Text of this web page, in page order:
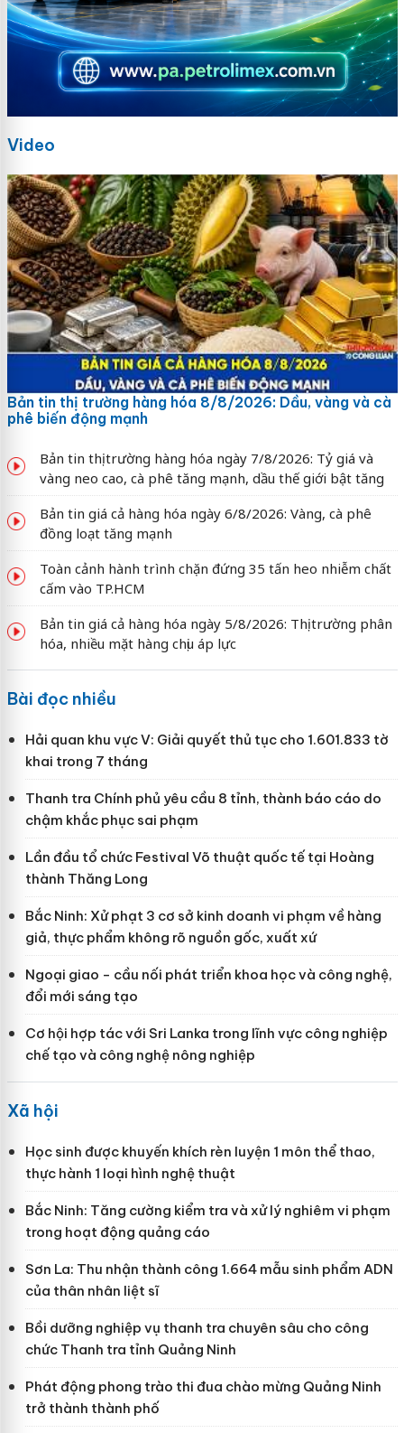
Video
Bản tin thị trường hàng hóa 8/8/2026: Dầu, vàng và cà
phê biến động mạnh
Bản tin thị trường hàng hóa ngày 7/8/2026: Tỷ giá và
vàng neo cao, cà phê tăng mạnh, dầu thế giới bật tăng
Bản tin giá cả hàng hóa ngày 6/8/2026: Vàng, cà phê
đồng loạt tăng mạnh
Toàn cảnh hành trình chặn đứng 35 tấn heo nhiễm chất
cấm vào TP.HCM
Bản tin giá cả hàng hóa ngày 5/8/2026: Thị trường phân
hóa, nhiều mặt hàng chịu áp lực
Bài đọc nhiều
Hải quan khu vực V: Giải quyết thủ tục cho 1.601.833 tờ
khai trong 7 tháng
Thanh tra Chính phủ yêu cầu 8 tỉnh, thành báo cáo do
chậm khắc phục sai phạm
Lần đầu tổ chức Festival Võ thuật quốc tế tại Hoàng
thành Thăng Long
Bắc Ninh: Xử phạt 3 cơ sở kinh doanh vi phạm về hàng
giả, thực phẩm không rõ nguồn gốc, xuất xứ
Ngoại giao - cầu nối phát triển khoa học và công nghệ,
đổi mới sáng tạo
Cơ hội hợp tác với Sri Lanka trong lĩnh vực công nghiệp
chế tạo và công nghệ nông nghiệp
Xã hội
Học sinh được khuyến khích rèn luyện 1 môn thể thao,
thực hành 1 loại hình nghệ thuật
Bắc Ninh: Tăng cường kiểm tra và xử lý nghiêm vi phạm
trong hoạt động quảng cáo
Sơn La: Thu nhận thành công 1.664 mẫu sinh phẩm ADN
của thân nhân liệt sĩ
Bồi dưỡng nghiệp vụ thanh tra chuyên sâu cho công
chức Thanh tra tỉnh Quảng Ninh
Phát động phong trào thi đua chào mừng Quảng Ninh
trở thành thành phố